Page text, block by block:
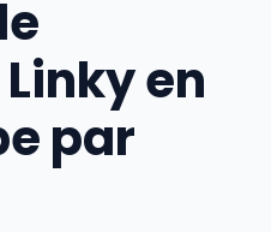
en
par